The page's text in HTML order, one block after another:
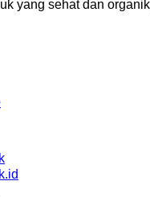
yang sehat dan